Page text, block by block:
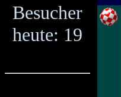
Besucher
heute: 19